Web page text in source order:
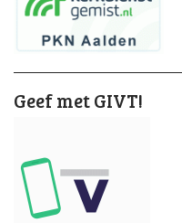
Geef met GIVT!